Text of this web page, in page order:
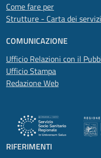
Come fare per
Strutture - Carta dei servizi
COMUNICAZIONE
Ufficio Relazioni con il
Ufficio Stampa
Redazione Web
RIFERIMENTI